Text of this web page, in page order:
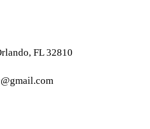
FL 32810